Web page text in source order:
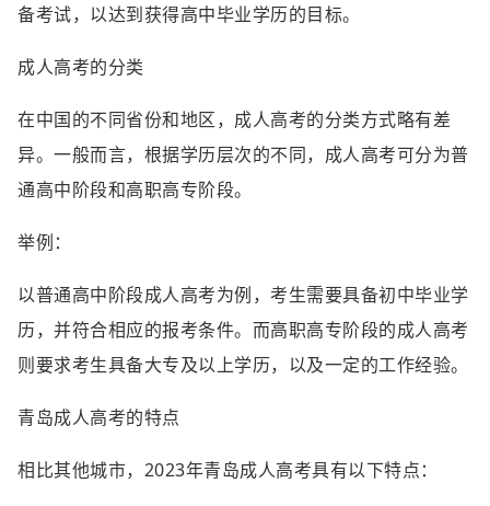
备考试，以达到获得高中毕业学历的目标。
成人高考的分类
在中国的不同省份和地区，成人高考的分类方式略有差
异。一般而言，根据学历层次的不同，成人高考可分为普
通高中阶段和高职高专阶段。
举例：
以普通高中阶段成人高考为例，考生需要具备初中毕业学
历，并符合相应的报考条件。而高职高专阶段的成人高考
则要求考生具备大专及以上学历，以及一定的工作经验。
青岛成人高考的特点
相比其他城市，2023年青岛成人高考具有以下特点：